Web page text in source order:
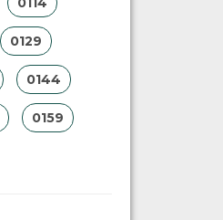
0129
0144
0159